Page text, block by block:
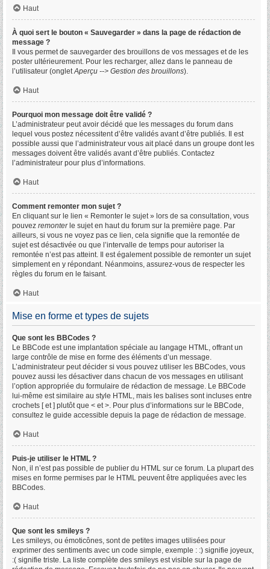
Haut
À quoi sert le bouton « Sauvegarder » dans la page de rédaction de
message ?
Il vous permet de sauvegarder des brouillons de vos messages et de les
poster ultérieurement. Pour les recharger, allez dans le panneau de
l’utilisateur (ongletAperçu --> Gestion des brouillons).
Haut
Pourquoi mon message doit être validé ?
L’administrateur peut avoir décidé que les messages du forum dans
lequel vous postez nécessitent d’être validés avant d’être publiés. Il est
possible aussi que l’administrateur vous ait placé dans un groupe dont les
messages doivent être validés avant d’être publiés. Contactez
l’administrateur pour plus d’informations.
Haut
Comment remonter mon sujet ?
En cliquant sur le lien « Remonter le sujet » lors de sa consultation, vous
pouvez remonterle sujet en haut du forum sur la première page. Par
ailleurs, si vous ne voyez pas ce lien, cela signifie que la remontée de
sujet est désactivée ou que l’intervalle de temps pour autoriser la
remontée n’est pas atteint. Il est également possible de remonter un sujet
simplement en y répondant. Néanmoins, assurez-vous de respecter les
règles du forum en le faisant.
Haut
Mise en forme et types de sujets
Que sont les BBCodes ?
Le BBCode est une implantation spéciale au langage HTML, offrant un
large contrôle de mise en forme des éléments d’un message.
L’administrateur peut décider si vous pouvez utiliser les BBCodes, vous
pouvez aussi les désactiver dans chacun de vos messages en utilisant
l’option appropriée du formulaire de rédaction de message. Le BBCode
lui-même est similaire au style HTML, mais les balises sont incluses entre
crochets [ et ] plutôt que < et >. Pour plus d’informations sur le BBCode,
consultez le guide accessible depuis la page de rédaction de message.
Haut
Puis-je utiliser le HTML ?
Non, il n’est pas possible de publier du HTML sur ce forum. La plupart des
mises en forme permises par le HTML peuvent être appliquées avec les
BBCodes.
Haut
Que sont les smileys ?
Les smileys, ou émoticônes, sont de petites images utilisées pour
exprimer des sentiments avec un code simple, exemple : :) signifie joyeux,
:( signifie triste. La liste complète des smileys est visible sur la page de